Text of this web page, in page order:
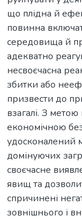
що плідна й
повинна
середовища й
адекватно
несвоєчасна
збитки або
призвести до
взагалі. З
економічною
удосконалений
домінуючих
своєчасне
явищ та
спричинені
зовнішнього і